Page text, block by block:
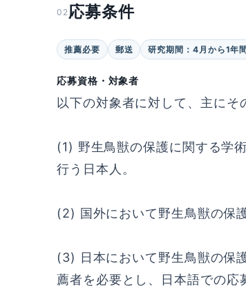
02 応募条件
推薦必要 郵送 研究期間：4月から1年間
応募資格・対象者
以下の対象者に対して、主にそ
(1) 野生鳥獣の保護に関する学
行う日本人。
(2) 国外において野生鳥獣の保
(3) 日本において野生鳥獣の保
薦者を必要とし、日本語での応